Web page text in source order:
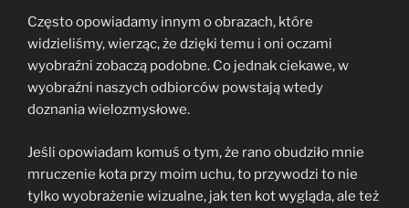
Często opowiadamy innym o obrazach, które
widzieliśmy, wierząc, że dzięki temu i oni oczami
wyobraźni zobaczą podobne. Co jednak ciekawe, w
wyobraźni naszych odbiorców powstają wtedy
doznania wielozmysłowe.
Jeśli opowiadam komuś o tym, że rano obudziło mnie
mruczenie kota przy moim uchu, to przywodzi to nie
tylko wyobrażenie wizualne, jak ten kot wygląda, ale też